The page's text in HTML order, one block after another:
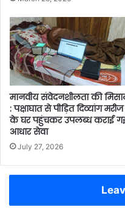
मानवीय संवेदनशीलता की
: पक्षाघात से पीड़ित दिव्यांग मरीज
के घर पहुंचकर उपलब्ध कराई
आधार सेवा
July 27, 2026